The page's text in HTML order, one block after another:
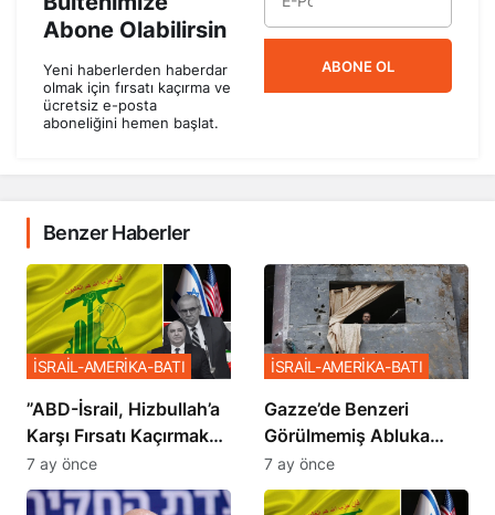
Abone Olabilirsin
Yeni haberlerden haberdar
olmak için fırsatı kaçırma ve
ücretsiz e-posta
aboneliğini hemen başlat.
ABONE OL
Benzer Haberler
​​​​​​​”ABD-İsrail, Hizbullah’a
Karşı Fırsatı Kaçırmak
İstemiyor”
İSRAİL-AMERİKA-BATI
7 ay önce
​​​​​​​Gazze’de Benzeri
Görülmemiş Abluka
Planı
İSRAİL-AMERİKA-BATI
7 ay önce